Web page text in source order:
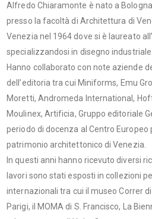
Alfredo Chiaramonte è nato a
presso la facoltà di Architettura di
Venezia nel 1964 dove si è laureato
specializzandosi in disegno industriale.
Hanno collaborato con note aziende
dell’editoria tra cui Miniforms, Emu
Moretti, Andromeda International,
Moulinex, Artificia, Gruppo editoriale
periodo di docenza al Centro Europeo
patrimonio architettonico di Venezia.
In questi anni hanno ricevuto diversi
lavori sono stati esposti in collezioni
internazionali tra cui il museo Correr
Parigi, il MOMA di S. Francisco, La